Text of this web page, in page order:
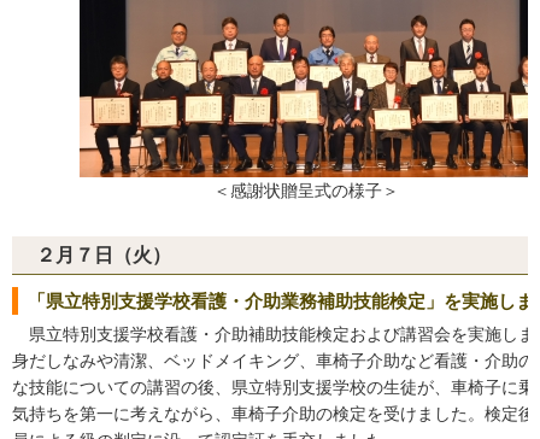
＜感謝状贈呈式の様子＞
２月７日（火）
「県立特別支援学校看護・介助業務補助技能検定」を実施しま
県立特別支援学校看護・介助補助技能検定および講習会を実施しま
身だしなみや清潔、ベッドメイキング、車椅子介助など看護・介助の
な技能についての講習の後、県立特別支援学校の生徒が、車椅子に乗
気持ちを第一に考えながら、車椅子介助の検定を受けました。検定後